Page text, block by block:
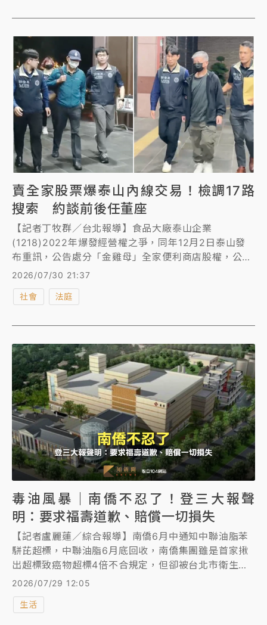
17路，搜索、約談詹男、劉男等11名被告及4名證人，
全案朝《證交法》內線交易罪偵辦。檢察官複訊後，昨
深夜諭令劉偉龍、曾任泰山董事長的詹仁道2人各50萬
元交保，限制出境出海，其餘9被告及證人請回。
賣全家股票爆泰山內線交易！檢調17路
搜索 約談前後任董座
【記者丁牧群／台北報導】食品大廠泰山企業
(1218)2022年爆發經營權之爭，同年12月2日泰山發
布重訊，公告處分「金雞母」全家便利商店股權，公司
派時任董事長詹景超卻涉嫌在重訊公布前大量出脫泰山
持股，而有意爭奪經營權的大股東、代表龍邦集團的時
任董事劉偉龍則涉嫌大量增加泰山持股，均涉內線交
搜索、約談詹男、劉男等11名被告及4名證人，全案朝
《證交法》內線交易罪偵辦。
2026/07/30 21:37
社會 法庭
毒油風暴｜南僑不忍了！登三大報聲
明：要求福壽道歉、賠償一切損失
【記者盧麗蓮／綜合報導】南僑6月中通知中聯油脂苯
駢芘超標，中聯油脂6月底回收，南僑集團雖是首家揪
出超標致癌物超標4倍不合規定，但卻被台北市衛生局
認為延誤通報，遭開罰300萬元。南僑今天在三大報頭
是問題油供應鏈最早發現者，並不滿福壽公司接獲苯駢
2026/07/29 12:05
生活